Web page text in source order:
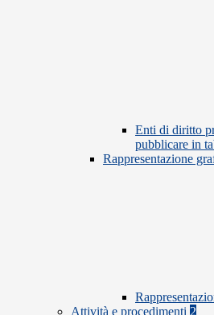
Enti di diritto
pubblicare in
Rappresentazione
Attività e procedimenti 2